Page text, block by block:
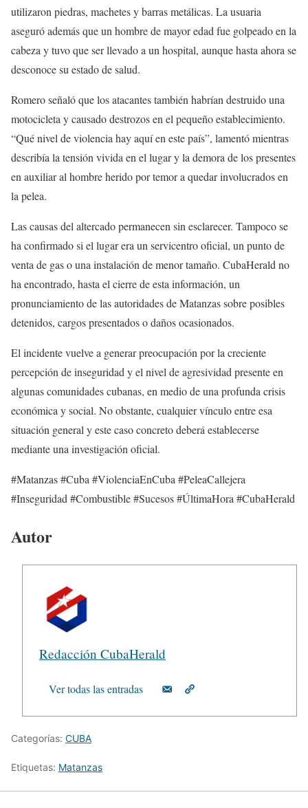
utilizaron piedras, machetes y barras metálicas. La usuaria
aseguró además que un hombre de mayor edad fue golpeado en la
cabeza y tuvo que ser llevado a un hospital, aunque hasta ahora se
desconoce su estado de salud.
Romero señaló que los atacantes también habrían destruido una
motocicleta y causado destrozos en el pequeño establecimiento.
“Qué nivel de violencia hay aquí en este país”, lamentó mientras
describía la tensión vivida en el lugar y la demora de los presentes
en auxiliar al hombre herido por temor a quedar involucrados en
la pelea.
Las causas del altercado permanecen sin esclarecer. Tampoco se
ha confirmado si el lugar era un servicentro oficial, un punto de
venta de gas o una instalación de menor tamaño. CubaHerald no
ha encontrado, hasta el cierre de esta información, un
pronunciamiento de las autoridades de Matanzas sobre posibles
detenidos, cargos presentados o daños ocasionados.
El incidente vuelve a generar preocupación por la creciente
percepción de inseguridad y el nivel de agresividad presente en
algunas comunidades cubanas, en medio de una profunda crisis
económica y social. No obstante, cualquier vínculo entre esa
situación general y este caso concreto deberá establecerse
mediante una investigación oficial.
#Matanzas #Cuba #ViolenciaEnCuba #PeleaCallejera
#Inseguridad #Combustible #Sucesos #ÚltimaHora #CubaHerald
Autor
Redacción CubaHerald
Ver todas las entradas
Categorías: CUBA
Etiquetas: Matanzas